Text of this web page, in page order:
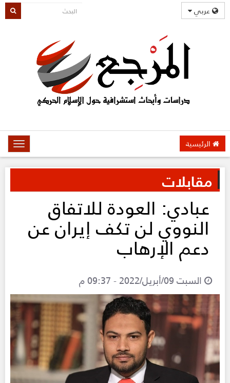
عربي
الرئيسية
مقابلات
عبادي: العودة للاتفاق
النووي لن تكف إيران عن
دعم الإرهاب
السبت 09/أبريل/2022 - 09:37 م